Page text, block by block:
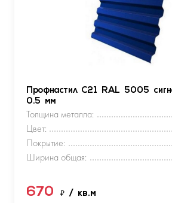
Профнастил С21 RAL 5005
0.5 мм
Толщина металла:
Цвет:
Покрытие:
Ширина общая:
670 ₽ / кв.м